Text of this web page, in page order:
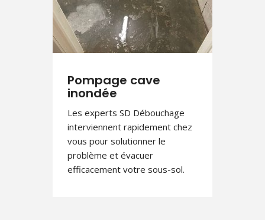
Pompage cave
inondée
Les experts SD Débouchage
interviennent rapidement chez
vous pour solutionner le
problème et évacuer
efficacement votre sous-sol.